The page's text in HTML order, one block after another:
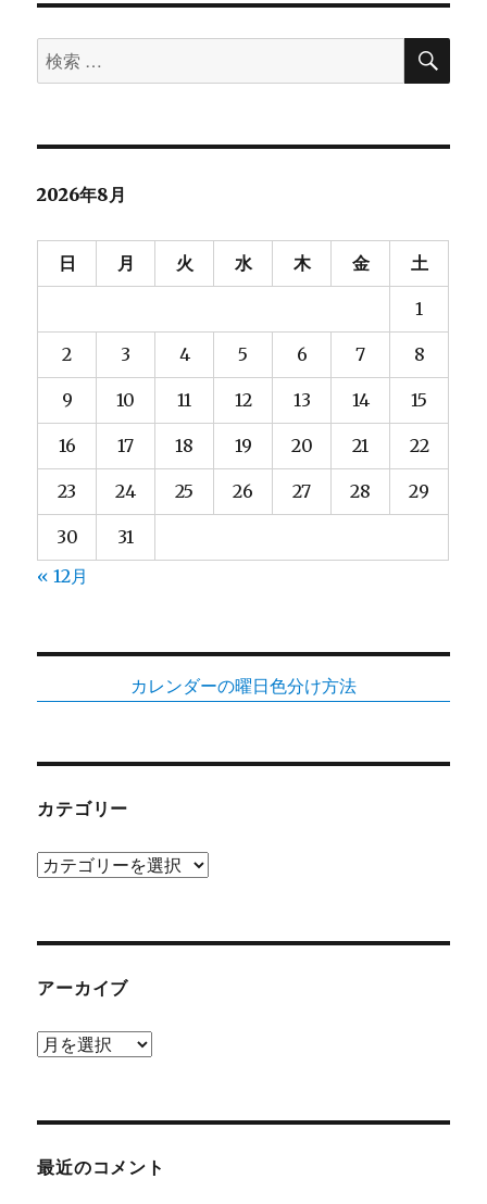
検
索
象:
検
2026年8月
日 月 火 水 木 金 土
1
2 3 4 5 6 7 8
9 10 11 12 13 14 15
16 17 18 19 20 21 22
23 24 25 26 27 28 29
30
31
« 12月
カレンダーの曜日色分け方法
カテゴリー
カ
ー
アーカイブ
ア
ブ
最近のコメント